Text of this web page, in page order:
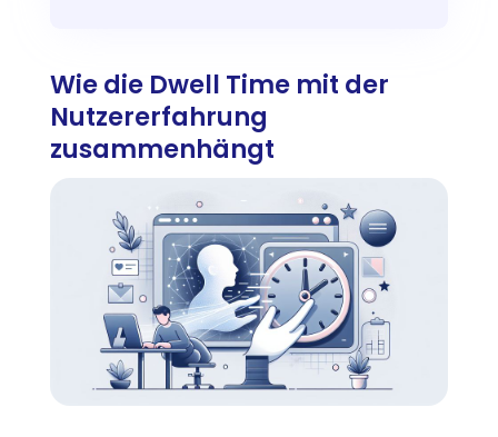
Wie die Dwell Time mit der
Nutzererfahrung
zusammenhängt